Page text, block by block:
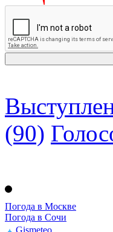
(90)
Погода в Москве
Погода в Сочи